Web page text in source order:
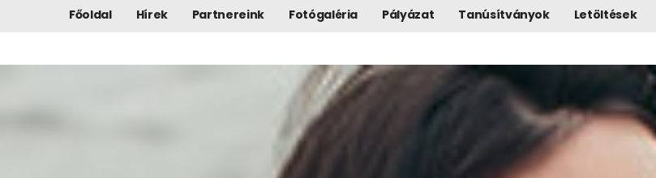
Főoldal Hírek Partnereink Fotógaléria Pályázat Tanúsítványok Letöltések